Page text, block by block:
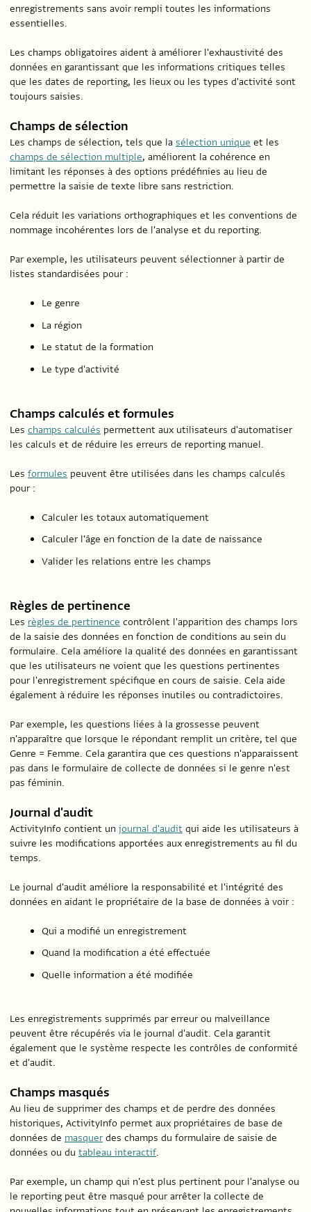
enregistrements sans avoir rempli toutes les informations
essentielles.
Les champs obligatoires aident à améliorer l'exhaustivité des
données en garantissant que les informations critiques telles
que les dates de reporting, les lieux ou les types d'activité sont
toujours saisies.
Champs de sélection
Les champs de sélection, tels que la sélection unique et les
champs de sélection multiple, améliorent la cohérence en
limitant les réponses à des options prédéfinies au lieu de
permettre la saisie de texte libre sans restriction.
Cela réduit les variations orthographiques et les conventions de
nommage incohérentes lors de l'analyse et du reporting.
Par exemple, les utilisateurs peuvent sélectionner à partir de
listes standardisées pour :
Le genre
La région
Le statut de la formation
Le type d'activité
Champs calculés et formules
Les champs calculés permettent aux utilisateurs d'automatiser
les calculs et de réduire les erreurs de reporting manuel.
Les formules peuvent être utilisées dans les champs calculés
pour :
Calculer les totaux automatiquement
Calculer l'âge en fonction de la date de naissance
Valider les relations entre les champs
Règles de pertinence
Les règles de pertinence contrôlent l'apparition des champs lors
de la saisie des données en fonction de conditions au sein du
formulaire. Cela améliore la qualité des données en garantissant
que les utilisateurs ne voient que les questions pertinentes
pour l'enregistrement spécifique en cours de saisie. Cela aide
également à réduire les réponses inutiles ou contradictoires.
Par exemple, les questions liées à la grossesse peuvent
n'apparaître que lorsque le répondant remplit un critère, tel que
Genre = Femme. Cela garantira que ces questions n'apparaissent
pas dans le formulaire de collecte de données si le genre n'est
pas féminin.
Journal d'audit
ActivityInfo contient un journal d'audit qui aide les utilisateurs à
suivre les modifications apportées aux enregistrements au fil du
temps.
Le journal d'audit améliore la responsabilité et l'intégrité des
données en aidant le propriétaire de la base de données à voir :
Qui a modifié un enregistrement
Quand la modification a été effectuée
Quelle information a été modifiée
Les enregistrements supprimés par erreur ou malveillance
peuvent être récupérés via le journal d'audit. Cela garantit
également que le système respecte les contrôles de conformité
et d'audit.
Champs masqués
Au lieu de supprimer des champs et de perdre des données
historiques, ActivityInfo permet aux propriétaires de base de
données de masquer des champs du formulaire de saisie de
données ou du tableau interactif.
Par exemple, un champ qui n'est plus pertinent pour l'analyse ou
le reporting peut être masqué pour arrêter la collecte de